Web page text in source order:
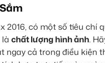
2016, có một số tiêu
chất lượng hình ảnh.
cả trong điều kiện